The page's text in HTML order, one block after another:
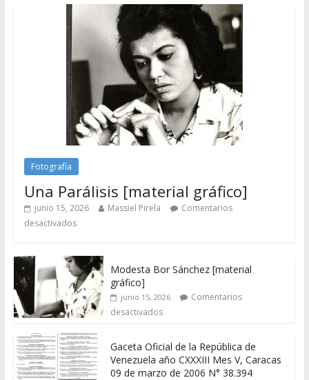
Fotografía
Una Parálisis [material gráfico]
junio 15, 2026 Massiel Pirela
Comentarios
desactivados
Modesta Bor Sánchez [material
gráfico]
junio 15, 2026
Comentarios
desactivados
Gaceta Oficial de la República de
Venezuela año CXXXIII Mes V, Caracas
09 de marzo de 2006 N° 38.394